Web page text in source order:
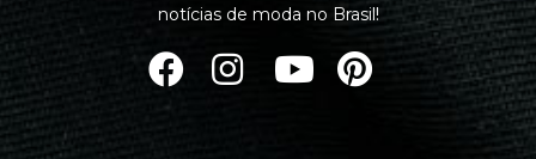
notícias de moda no Brasil!